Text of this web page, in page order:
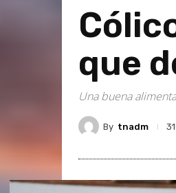
que
Una buena
By tnadm